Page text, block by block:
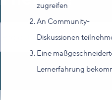
zugreifen
An Community-
Diskussionen
Eine
Lernerfahrung